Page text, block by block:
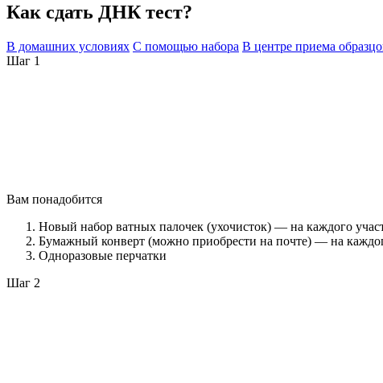
Как сдать ДНК тест?
В домашних условиях С помощью набора В центре приема
Шаг 1
Вам понадобится
Новый набор ватных палочек (ухочисток) — на каждого
Бумажный конверт (можно приобрести на почте) — на
Одноразовые перчатки
Шаг 2